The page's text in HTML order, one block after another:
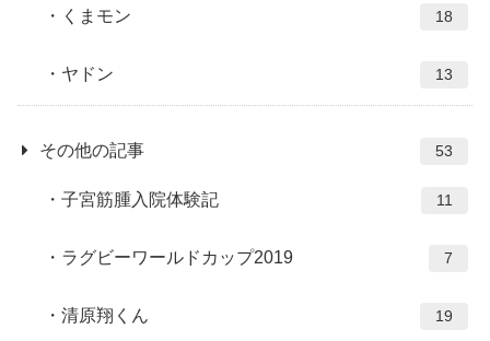
くまモン 18
ヤドン 13
その他の記事 53
子宮筋腫入院体験記 11
ラグビーワールドカップ2019 7
清原翔くん 19